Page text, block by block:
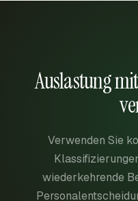
Auslastung
Verwenden Sie
wiederkehrende